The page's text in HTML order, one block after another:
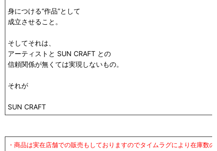
身につける“作品”として
成立させること。
そしてそれは、
アーティストと SUN CRAFT との
信頼関係が無くては実現しないもの。
それが
SUN CRAFT
・商品は実在店舗での販売もしておりますのでタイムラグにより在庫数